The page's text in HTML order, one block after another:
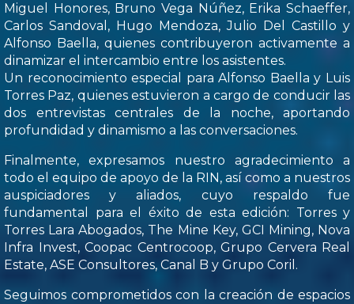
Miguel Honores, Bruno Vega Núñez, Erika Schaeffer,
Carlos Sandoval, Hugo Mendoza, Julio Del Castillo y
Alfonso Baella, quienes contribuyeron activamente a
dinamizar el intercambio entre los asistentes.
Un reconocimiento especial para Alfonso Baella y Luis
Torres Paz, quienes estuvieron a cargo de conducir las
dos entrevistas centrales de la noche, aportando
profundidad y dinamismo a las conversaciones.
Finalmente, expresamos nuestro agradecimiento a
todo el equipo de apoyo de la RIN, así como a nuestros
auspiciadores y aliados, cuyo respaldo fue
fundamental para el éxito de esta edición: Torres y
Torres Lara Abogados, The Mine Key, GCI Mining, Nova
Infra Invest, Coopac Centrocoop, Grupo Cervera Real
Estate, ASE Consultores, Canal B y Grupo Coril.
Seguimos comprometidos con la creación de espacios